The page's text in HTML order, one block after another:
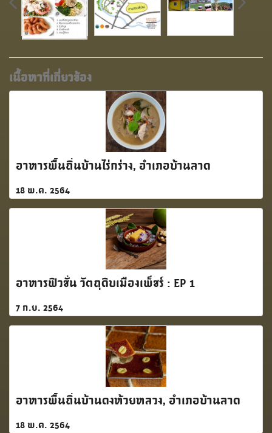
เนื้อหาที่เกี่ยวข้อง
อาหารพื้นถิ่นบ้านไร่กร่าง, อำเภอบ้านลาด
18 พ.ค. 2564
อาหารฟิวชั่น วัตถุดิบเมืองเพ็ชร์ : EP 1
7 ก.ย. 2564
อาหารพื้นถิ่นบ้านดงห้วยหลวง, อำเภอบ้านลาด
18 พ.ค. 2564